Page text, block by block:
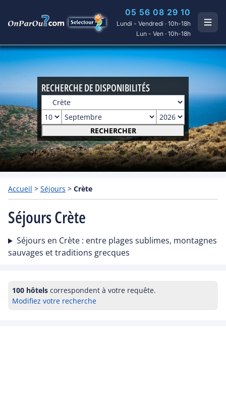
05 56 08 29 10
Lundi - Vendredi · 10h-18h
Lun - Ven · 10h-18h
RECHERCHE DE DISPONIBILITÉS
RECHERCHER
Accueil > Séjours > Crète
Séjours Crète
Séjours en Crète : entre plages sublimes, montagnes
sauvages et traditions grecques
100 hôtels correspondent à votre requête.
Modifiez votre recherche